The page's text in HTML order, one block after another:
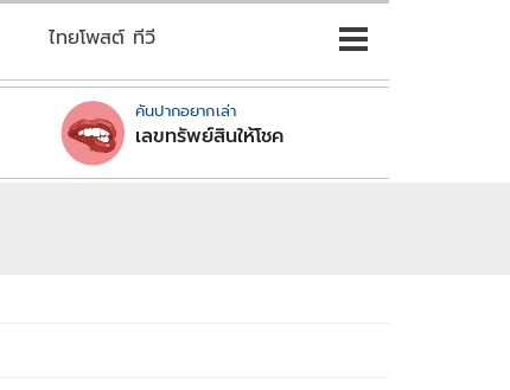
ไทยโพสต์ ทีวี
คันปากอยากเล่า
เลขทรัพย์สินให้โชค